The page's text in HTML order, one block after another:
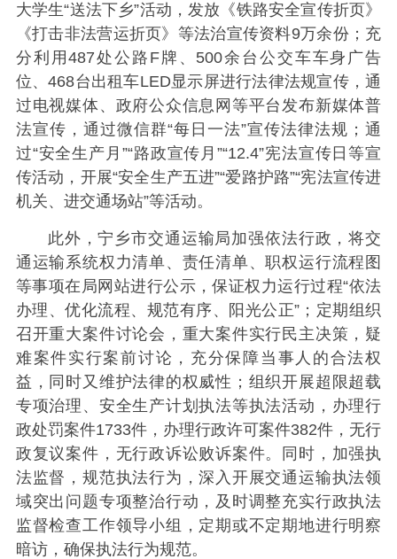
大学生“送法下乡”活动，发放《铁路安全宣传折页》
《打击非法营运折页》等法治宣传资料9万余份；充
分利用487处公路F牌、500余台公交车车身广告
位、468台出租车LED显示屏进行法律法规宣传，通
过电视媒体、政府公众信息网等平台发布新媒体普
法宣传，通过微信群“每日一法”宣传法律法规；通
过“安全生产月”“路政宣传月”“12.4”宪法宣传日等宣
传活动，开展“安全生产五进”“爱路护路”“宪法宣传进
机关、进交通场站”等活动。
此外，宁乡市交通运输局加强依法行政，将交
通运输系统权力清单、责任清单、职权运行流程图
等事项在局网站进行公示，保证权力运行过程“依法
办理、优化流程、规范有序、阳光公正”；定期组织
召开重大案件讨论会，重大案件实行民主决策，疑
难案件实行案前讨论，充分保障当事人的合法权
益，同时又维护法律的权威性；组织开展超限超载
专项治理、安全生产计划执法等执法活动，办理行
政处罚案件1733件，办理行政许可案件382件，无行
政复议案件，无行政诉讼败诉案件。同时，加强执
法监督，规范执法行为，深入开展交通运输执法领
域突出问题专项整治行动，及时调整充实行政执法
监督检查工作领导小组，定期或不定期地进行明察
暗访，确保执法行为规范。